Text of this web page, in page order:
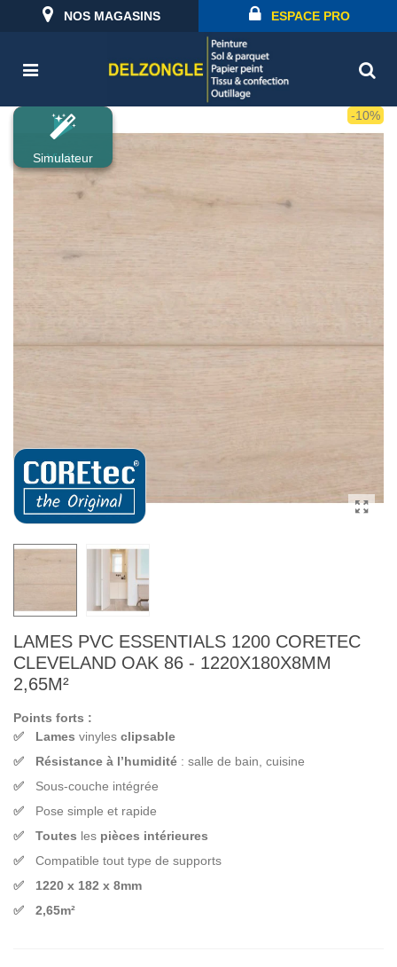
NOS MAGASINS ESPACE PRO
Vidéo
Simulateur
-10%
LAMES PVC ESSENTIALS 1200 CORETEC
CLEVELAND OAK 86 - 1220X180X8MM
2,65M²
Points forts :
Lames vinyles clipsable
Résistance à l’humidité : salle de bain, cuisine
Sous-couche intégrée
Pose simple et rapide
Toutes les pièces intérieures
Compatible tout type de supports
1220 x 182 x 8mm
2,65m²